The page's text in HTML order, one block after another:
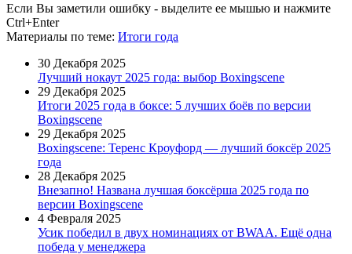
Если Вы заметили ошибку - выделите ее мышью и нажмите
Ctrl+Enter
Материалы по теме: Итоги года
30 Декабря 2025
Лучший нокаут 2025 года: выбор Boxingscene
29 Декабря 2025
Итоги 2025 года в боксе: 5 лучших боёв по версии
Boxingscene
29 Декабря 2025
Boxingscene: Теренс Кроуфорд — лучший боксёр 2025
года
28 Декабря 2025
Внезапно! Названа лучшая боксёрша 2025 года по
версии Boxingscene
4 Февраля 2025
Усик победил в двух номинациях от BWAA. Ещё одна
победа у менеджера